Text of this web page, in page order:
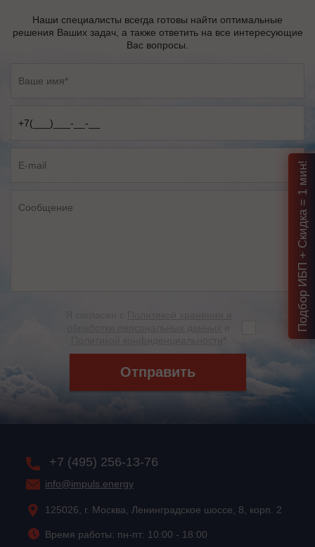
Наши специалисты всегда готовы найти оптимальные
решения Ваших задач, а также ответить на все интересующие
Вас вопросы.
Отправить
+7 (495) 256-13-76
info@impuls.energy
125026, г. Москва, Ленинградское шоссе, 8, корп. 2
Время работы: пн-пт: 10:00 - 18:00
Подбор ИБП + Скидка = 1 мин!